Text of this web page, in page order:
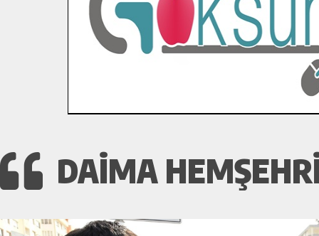
Bertiz’in Yeni Köprüsünde Sona Doğru.
DAIMA